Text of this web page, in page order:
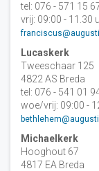
tel: 076 - 571 15
vrij: 09:00 - 11.30 u
Lucaskerk
Tweeschaar 125
4822 AS Breda
tel: 076 - 541 01
woe/vrij: 09:00 -
Michaelkerk
Hooghout 67
4817 EA Breda